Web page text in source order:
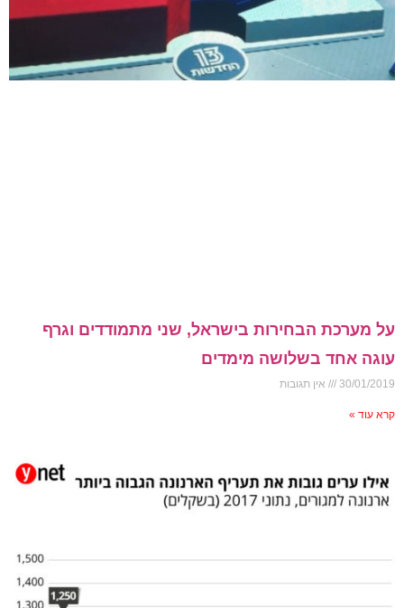
על מערכת הבחירות בישראל, שני מתמודדים וגרף
עוגה אחד בשלושה מימדים
30/01/2019 אין תגובות
קרא עוד »